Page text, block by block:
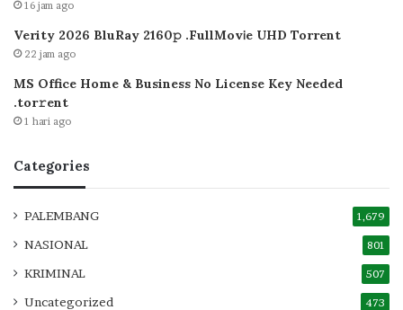
16 jam ago
Verity 2026 BluRay 2160𝚙 .FullMov𝗂e UHD Torrent
22 jam ago
MS Office Home & Business No License Key Needed
.tоr𝚛еnt
1 hari ago
Categories
PALEMBANG 1,679
NASIONAL 801
KRIMINAL 507
Uncategorized 473